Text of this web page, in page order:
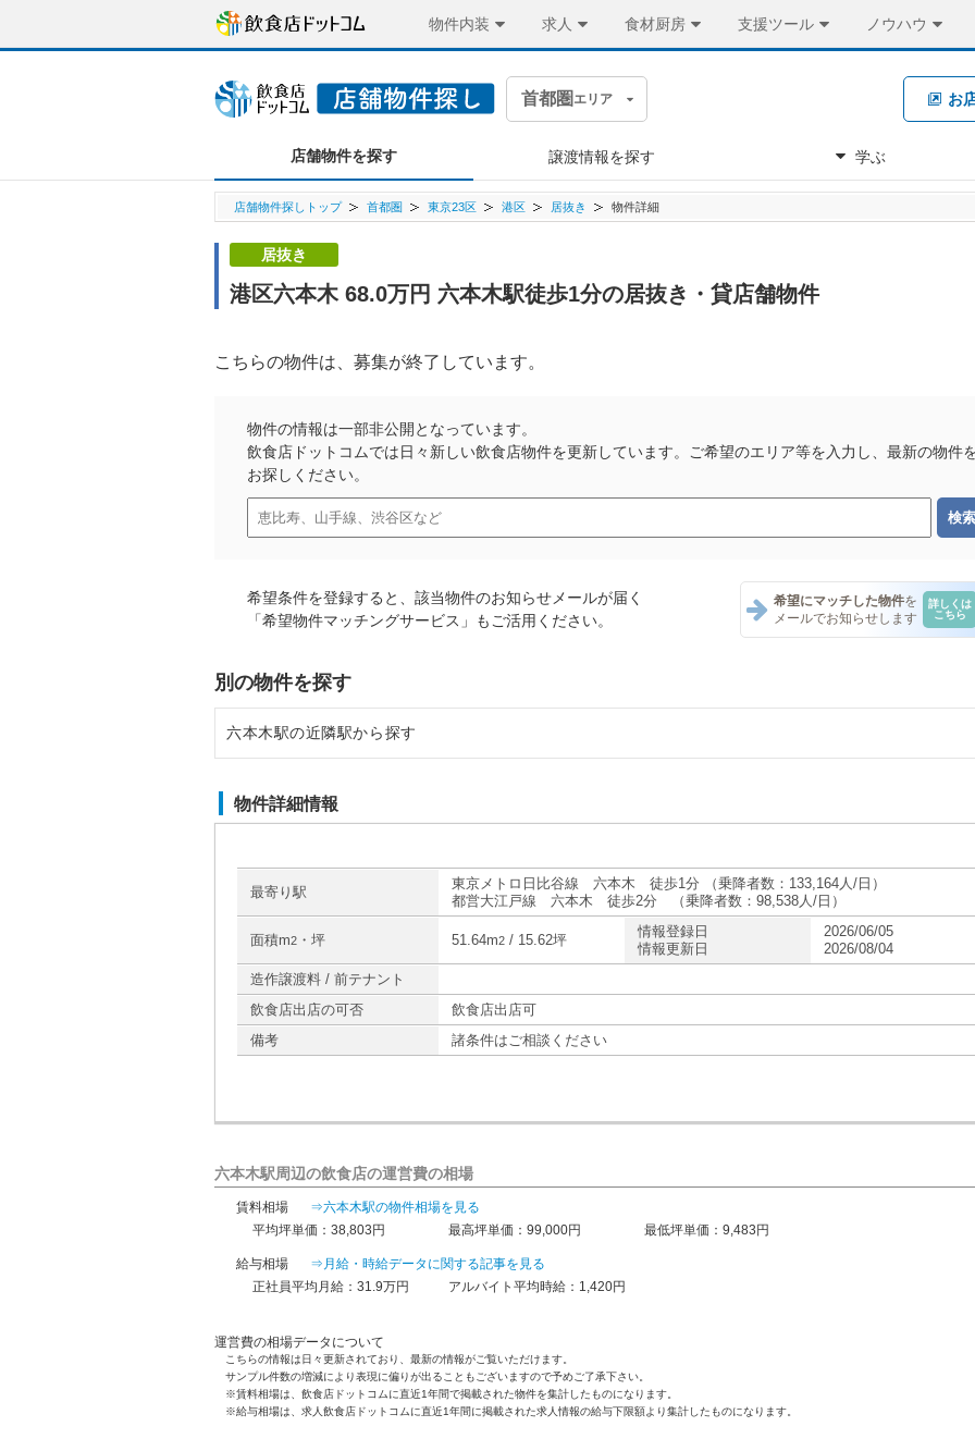
物件内装 求人 食材厨房 支援ツール ノウハウ
首都圏 エリア お
店舗物件を探す 譲渡情報を探す 学ぶ
店舗物件探しトップ 首都圏 東京23区 港区 居抜き 物件詳細
居抜き
港区六本木 68.0万円 六本木駅徒歩1分の居抜き・貸店舗物件
こちらの物件は、募集が終了しています。
物件の情報は一部非公開となっています。
飲食店ドットコムでは日々新しい飲食店物件を更新しています。ご希望のエリア等を入力し、最新の物件
お探しください。
希望条件を登録すると、該当物件のお知らせメールが届く
「希望物件マッチングサービス」もご活用ください。
希望にマッチした物件を
メールでお知らせします
詳しくは
こちら
別の物件を探す
六本木駅の近隣駅から探す
麻布十番駅の店舗物件・貸店舗・テナント一覧
青山一丁目駅の店舗物件・貸店舗・テナント一覧
物件詳細情報
最寄り駅
東京メトロ日比谷線 六本木 徒歩1分 （乗降者数：133,164人/日）
都営大江戸線 六本木 徒歩2分 （乗降者数：98,538人/日）
面積m2 ・坪 51.64m2 / 15.62坪
情報登録日
情報更新日
2026/06/05
2026/08/04
造作譲渡料 / 前テナント
飲食店出店の可否
飲食店出店可
備考
諸条件はご相談ください
六本木駅周辺の飲食店の運営費の相場
賃料相場
⇒六本木駅の物件相場を見る
平均坪単価：38,803円
最高坪単価：99,000円 最低坪単価：9,483円
給与相場
⇒月給・時給データに関する記事を見る
正社員平均月給：31.9万円
アルバイト平均時給：1,420円
運営費の相場データについて
こちらの情報は日々更新されており、最新の情報がご覧いただけます。
サンプル件数の増減により表現に偏りが出ることもございますので予めご了承下さい。
※賃料相場は、飲食店ドットコムに直近1年間で掲載された物件を集計したものになります。
※給与相場は、求人飲食店ドットコムに直近1年間に掲載された求人情報の給与下限額より集計したものになります。